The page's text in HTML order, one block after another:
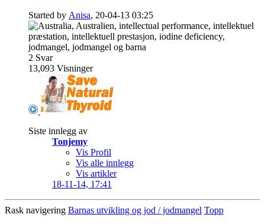
Started by Anisa, 20-04-13 03:25
2 Svar
13,093 Visninger
Siste innlegg av
Tonjemy
Vis Profil
Vis alle innlegg
Vis artikler
18-11-14, 17:41
Rask navigering Barnas utvikling og jod / jodmangel Topp